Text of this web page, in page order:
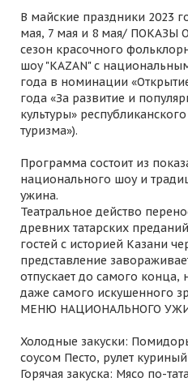
В майские праздники 2023
мая, 7 мая и 8 мая/ ПОКАЗЫ
сезон красочного
шоу "KAZAN" с
года в номинации
года «За развитие и
культуры»
туризма»).
Программа состоит из
национального шоу и
ужина.
Театральное действо
древних татарских
гостей с историей Казани
представление
отпускает до самого конца,
даже самого искушенного
МЕНЮ НАЦИОНАЛЬНОГО
Холодные закуски:
соусом Песто, рулет
Горячая закуска: Мясо по-